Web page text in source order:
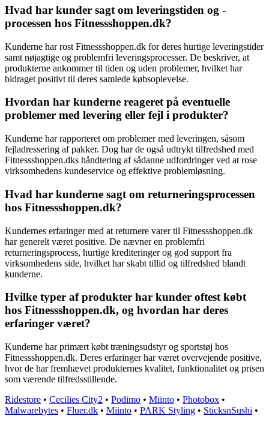
Hvad har kunder sagt om leveringstiden og -
processen hos Fitnessshoppen.dk?
Kunderne har rost Fitnessshoppen.dk for deres hurtige leveringstider
samt nøjagtige og problemfri leveringsprocesser. De beskriver, at
produkterne ankommer til tiden og uden problemer, hvilket har
bidraget positivt til deres samlede købsoplevelse.
Hvordan har kunderne reageret på eventuelle
problemer med levering eller fejl i produkter?
Kunderne har rapporteret om problemer med leveringen, såsom
fejladressering af pakker. Dog har de også udtrykt tilfredshed med
Fitnessshoppen.dks håndtering af sådanne udfordringer ved at rose
virksomhedens kundeservice og effektive problemløsning.
Hvad har kunderne sagt om returneringsprocessen
hos Fitnessshoppen.dk?
Kundernes erfaringer med at returnere varer til Fitnessshoppen.dk
har generelt været positive. De nævner en problemfri
returneringsprocess, hurtige krediteringer og god support fra
virksomhedens side, hvilket har skabt tillid og tilfredshed blandt
kunderne.
Hvilke typer af produkter har kunder oftest købt
hos Fitnessshoppen.dk, og hvordan har deres
erfaringer været?
Kunderne har primært købt træningsudstyr og sportstøj hos
Fitnessshoppen.dk. Deres erfaringer har været overvejende positive,
hvor de har fremhævet produkternes kvalitet, funktionalitet og prisen
som værende tilfredsstillende.
Ridestore • Cecilies City2 • Podimo • Miinto • Photobox •
Malwarebytes • Fluer.dk • Miinto • PARK Styling • SticksnSushi •